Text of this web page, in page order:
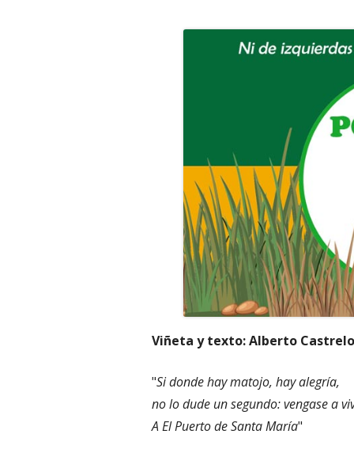
Viñeta y texto: Alberto Castrelo
"Si donde hay matojo, hay alegría,
no lo dude un segundo: vengase a
A El Puerto de Santa María"